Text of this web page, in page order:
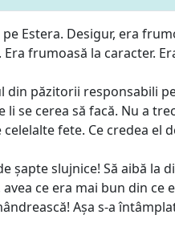
Estera. Desigur, era
frumoasă la caracter.
din păzitorii responsabili
li se cerea să facă. Nu a
fete. Ce credea el
șapte slujnice! Să aibă la
ce era mai bun din
Așa s-a